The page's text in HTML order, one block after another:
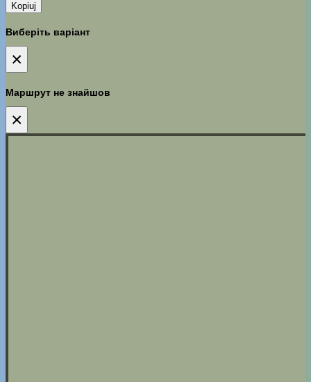
Kopiuj
Виберіть варіант
×
Маршрут не знайшов
×